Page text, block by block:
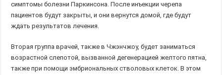
симптомы болезни Паркинсона. После инъекции черепа
пациентов будут закрыты, и они вернутся домой, где будут
ждать результатов лечения.
Вторая группа врачей, также в Чжэнчжоу, будет заниматься
возрастной слепотой, вызванной дегенерацией желтого пятна,
также при помощи эмбриональных стволовых клеток. В этом